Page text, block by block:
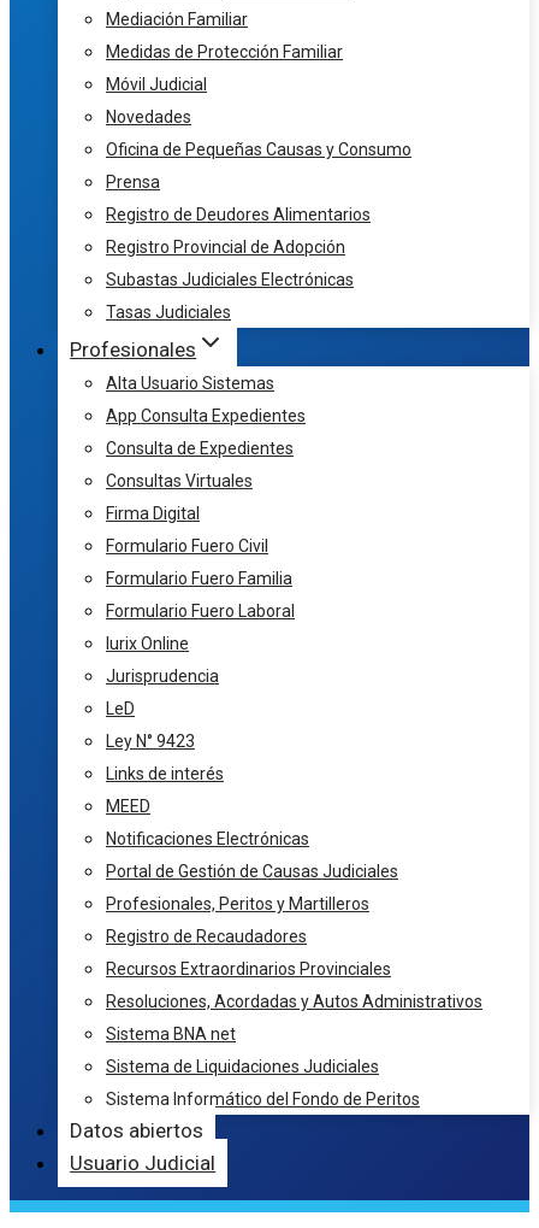
Mediación Familiar
Medidas de Protección Familiar
Móvil Judicial
Novedades
Oficina de Pequeñas Causas y Consumo
Prensa
Registro de Deudores Alimentarios
Registro Provincial de Adopción
Subastas Judiciales Electrónicas
Tasas Judiciales
Profesionales
Alta Usuario Sistemas
App Consulta Expedientes
Consulta de Expedientes
Consultas Virtuales
Firma Digital
Formulario Fuero Civil
Formulario Fuero Familia
Formulario Fuero Laboral
Iurix Online
Jurisprudencia
LeD
Ley N° 9423
Links de interés
MEED
Notificaciones Electrónicas
Portal de Gestión de Causas Judiciales
Profesionales, Peritos y Martilleros
Registro de Recaudadores
Recursos Extraordinarios Provinciales
Resoluciones, Acordadas y Autos Administrativos
Sistema BNA net
Sistema de Liquidaciones Judiciales
Sistema Informático del Fondo de Peritos
Datos abiertos
Usuario Judicial